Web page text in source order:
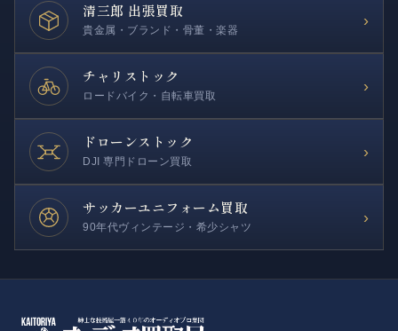
清三郎 出張買取
貴金属・ブランド・骨董・楽器
›
チャリストック
ロードバイク・自転車買取
›
ドローンストック
DJI 専門ドローン買取
›
サッカーユニフォーム買取
90年代ヴィンテージ・希少シャツ
›